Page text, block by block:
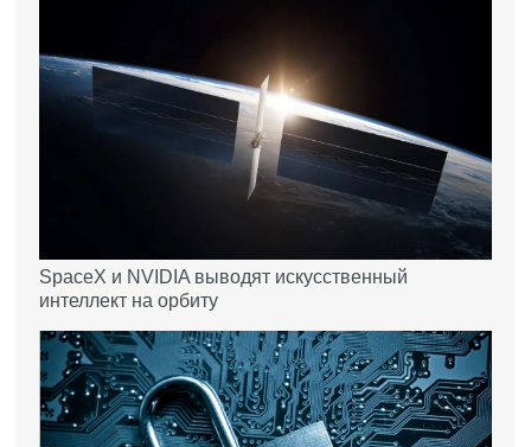
SpaceX и NVIDIA выводят искусственный
интеллект на орбиту